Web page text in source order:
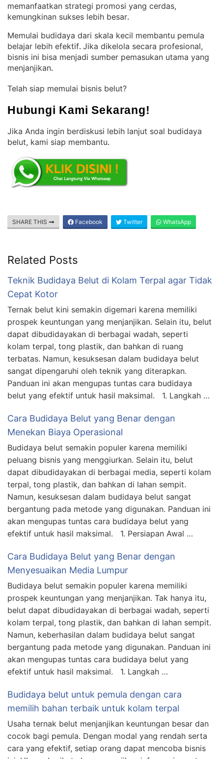
memanfaatkan strategi promosi yang cerdas,
kemungkinan sukses lebih besar.
Memulai budidaya dari skala kecil membantu pemula
belajar lebih efektif. Jika dikelola secara profesional,
bisnis ini bisa menjadi sumber pemasukan utama yang
menjanjikan.
Telah siap memulai bisnis belut?
Hubungi Kami Sekarang!
Jika Anda ingin berdiskusi lebih lanjut soal budidaya
belut, kami siap membantu.
SHARE THIS Facebook Twitter WhatsApp
Related Posts
Teknik Budidaya Belut di Kolam Terpal agar Tidak
Cepat Kotor
Ternak belut kini semakin digemari karena memiliki
prospek keuntungan yang menjanjikan. Selain itu, belut
dapat dibudidayakan di berbagai wadah, seperti
kolam terpal, tong plastik, dan bahkan di ruang
terbatas. Namun, kesuksesan dalam budidaya belut
sangat dipengaruhi oleh teknik yang diterapkan.
Panduan ini akan mengupas tuntas cara budidaya
belut yang efektif untuk hasil maksimal. 1. Langkah …
Cara Budidaya Belut yang Benar dengan
Menekan Biaya Operasional
Budidaya belut semakin populer karena memiliki
peluang bisnis yang menggiurkan. Selain itu, belut
dapat dibudidayakan di berbagai media, seperti kolam
terpal, tong plastik, dan bahkan di lahan sempit.
Namun, kesuksesan dalam budidaya belut sangat
bergantung pada metode yang digunakan. Panduan ini
akan mengupas tuntas cara budidaya belut yang
efektif untuk hasil maksimal. 1. Persiapan Awal …
Cara Budidaya Belut yang Benar dengan
Menyesuaikan Media Lumpur
Budidaya belut semakin populer karena memiliki
prospek keuntungan yang menjanjikan. Tak hanya itu,
belut dapat dibudidayakan di berbagai wadah, seperti
kolam terpal, tong plastik, dan bahkan di lahan sempit.
Namun, keberhasilan dalam budidaya belut sangat
bergantung pada metode yang digunakan. Panduan ini
akan mengupas tuntas cara budidaya belut yang
efektif untuk hasil maksimal. 1. Langkah …
Budidaya belut untuk pemula dengan cara
memilih bahan terbaik untuk kolam terpal
Usaha ternak belut menjanjikan keuntungan besar dan
cocok bagi pemula. Dengan modal yang rendah serta
cara yang efektif, setiap orang dapat mencoba bisnis